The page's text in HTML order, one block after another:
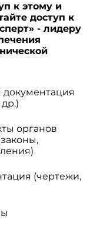
к этому и
доступ к
- лидеру
органов
(чертежи,